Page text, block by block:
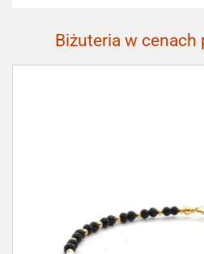
Biżuteria w cenach